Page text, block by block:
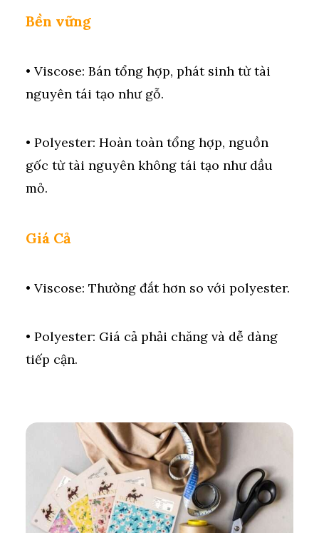
Bền vững
• Viscose: Bán tổng hợp, phát sinh từ tài
nguyên tái tạo như gỗ.
• Polyester: Hoàn toàn tổng hợp, nguồn
gốc từ tài nguyên không tái tạo như dầu
mỏ.
Giá Cả
• Viscose: Thường đắt hơn so với polyester.
• Polyester: Giá cả phải chăng và dễ dàng
tiếp cận.